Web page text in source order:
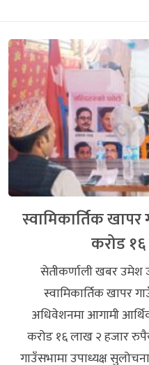
स्वामिकार्तिक
करोड १६
सेतीकर्णाली खबर उमेश
स्वामिकार्तिक खापर
अधिवेशनमा आगामी
करोड १६ लाख २ हजार
गाउँसभामा उपाध्यक्ष